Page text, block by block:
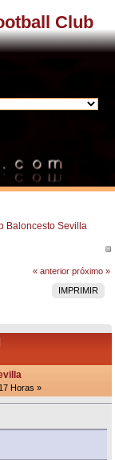
Club
Baloncesto Sevilla
« anterior próximo »
IMPRIMIR
Horas »